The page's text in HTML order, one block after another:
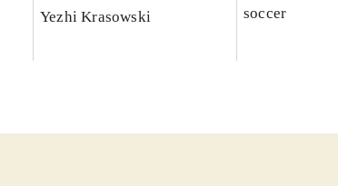
Yezhi Krasowski
soccer